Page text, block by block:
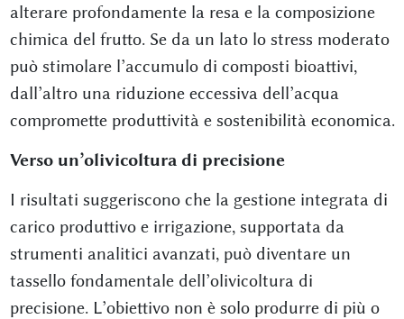
alterare profondamente la resa e la composizione
chimica del frutto. Se da un lato lo stress moderato
può stimolare l’accumulo di composti bioattivi,
dall’altro una riduzione eccessiva dell’acqua
compromette produttività e sostenibilità economica.
Verso un’olivicoltura di precisione
I risultati suggeriscono che la gestione integrata di
carico produttivo e irrigazione, supportata da
strumenti analitici avanzati, può diventare un
tassello fondamentale dell’olivicoltura di
precisione. L’obiettivo non è solo produrre di più o